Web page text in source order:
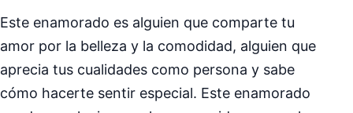
Este enamorado es alguien que comparte tu
amor por la belleza y la comodidad, alguien que
aprecia tus cualidades como persona y sabe
cómo hacerte sentir especial. Este enamorado